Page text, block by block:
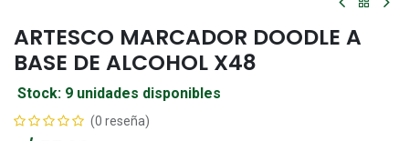
ARTESCO MARCADOR DOODLE A
BASE DE ALCOHOL X48
Stock: 9 unidades disponibles
(0 reseña)